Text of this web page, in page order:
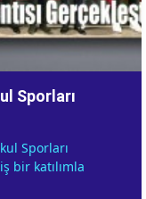
Sporları
Sporları
bir katılımla